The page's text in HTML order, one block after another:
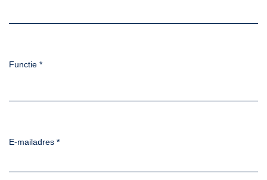
Functie *
E-mailadres *